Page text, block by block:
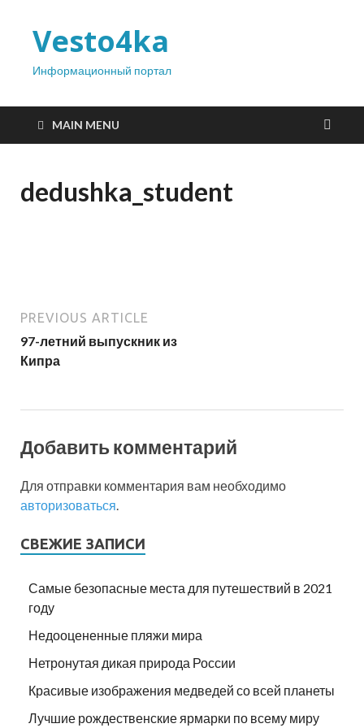
Vesto4ka
Информационный портал
MAIN MENU
dedushka_student
PREVIOUS ARTICLE
97-летний выпускник из
Кипра
Добавить комментарий
Для отправки комментария вам необходимо
авторизоваться
СВЕЖИЕ ЗАПИСИ
Самые безопасные места для путешествий в 2021
году
Недооцененные пляжи мира
Нетронутая дикая природа России
Красивые изображения медведей со всей планеты
Лучшие рождественские ярмарки по всему миру